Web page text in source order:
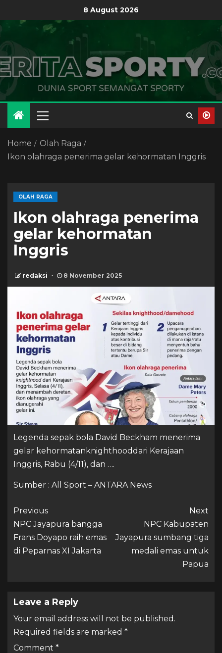
8 August 2026
Home
Olah Raga
Ikon olahraga penerima gelar kehormatan Inggris
OLAH RAGA
Ikon olahraga penerima
gelar kehormatan
Inggris
redaksi 8 November 2025
Legenda sepak bola David Beckham menerima
gelar kehormatanknighthooddari Kerajaan
Inggris, Rabu (4/11), dan ….
Sumber : All Sport – ANTARA News
Previous
NPC Jayapura bangga
Frans Doyapo raih emas
di Peparnas XI Jakarta
Next
NPC Kabupaten
Jayapura sumbang tiga
medali emas untuk
Papua
Leave a Reply
Your email address will not be published.
Required fields are marked *
Comment *